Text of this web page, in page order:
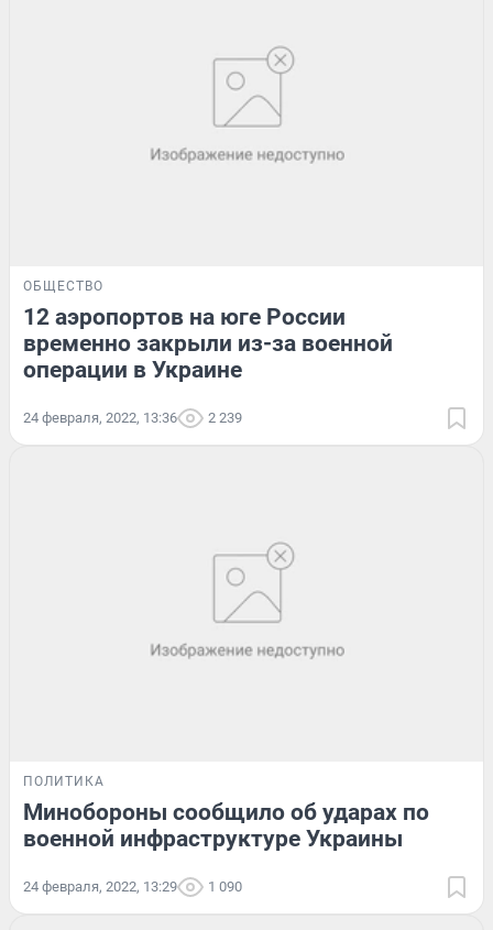
ОБЩЕСТВО
12 аэропортов на юге России
временно закрыли из-за военной
операции в Украине
24 февраля, 2022, 13:36 2 239
ПОЛИТИКА
Минобороны сообщило об ударах по
военной инфраструктуре Украины
24 февраля, 2022, 13:29 1 090